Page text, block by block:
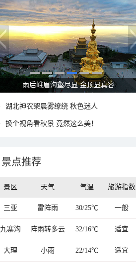
秋意浓 蓝天映衬下的哈尔滨伏尔加庄园
湖北神农架晨雾缭绕 秋色迷人
换个视角看秋景 竟然这么美！
景点推荐
景区 天气 气温 旅游指数
三亚 雷阵雨 30/25℃ 一般
九寨沟 阵雨转多云 32/16℃ 适宜
大理 小雨 22/14℃ 适宜